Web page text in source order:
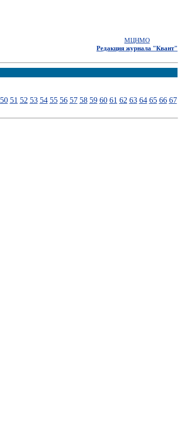
МЦНМО
Редакция журнала "Квант"
50 51 52 53 54 55 56 57 58 59 60 61 62 63 64 65 66 67